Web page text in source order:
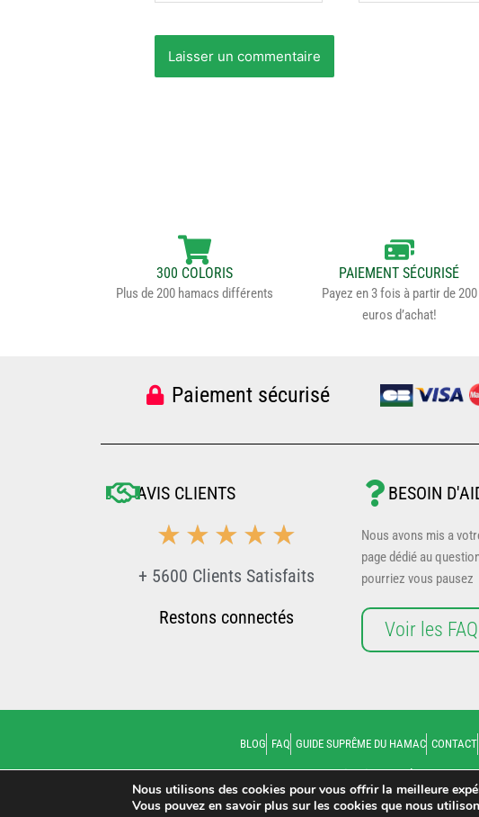
300 COLORIS
Plus de 200 hamacs différents
PAIEMENT SÉCURISÉ
Payez en 3 fois à partir de 200
euros d’achat!
Paiement sécurisé
AVIS CLIENTS
☆ ☆ ☆ ☆ ☆
+ 5600 Clients Satisfaits
Restons connectés
BESOIN
Nous avons mis a
page dédié au
pourriez vous pausez
Voir les FAQ
BLOG FAQ GUIDE SUPRÊME DU HAMAC CONTACT
Livraison: Belgique,
Nous utilisons des cookies pour vous offrir la meilleure
Vous pouvez en savoir plus sur les cookies que nous